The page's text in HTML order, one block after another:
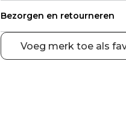
Bezorgen en retourneren
Voeg merk toe als